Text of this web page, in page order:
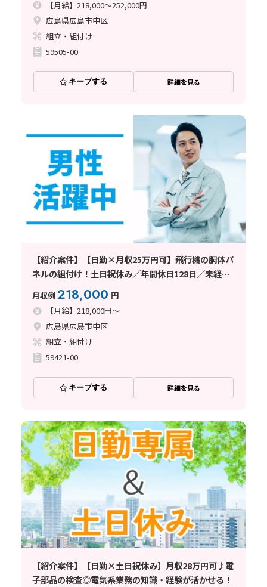
【月給】218,000～252,000円
広島県広島市中区
組立・組付け
59505-00
キープする 詳細を見る
【紹介案件】【日勤×月収25万円可】飛行機の胴体パ
ネルの組付け！土日祝休み／年間休日128日／未経験
月収例218,000 円
【月給】218,000円～
広島県広島市中区
組立・組付け
59421-00
キープする 詳細を見る
【紹介案件】【日勤×土日祝休み】月収28万円可♪電
子部品の検査◎電気系業務の知識・経験が活かせる！